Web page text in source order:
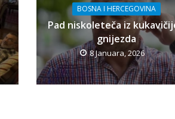
BOSNA I HERCEGOVINA
Pad niskoleteča iz
gnijezda
8 Januara, 2026